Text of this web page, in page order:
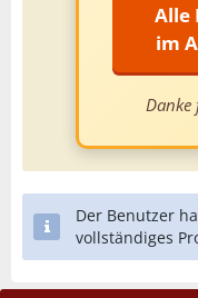
Alle
im
Danke
Der Benutzer
vollständiges